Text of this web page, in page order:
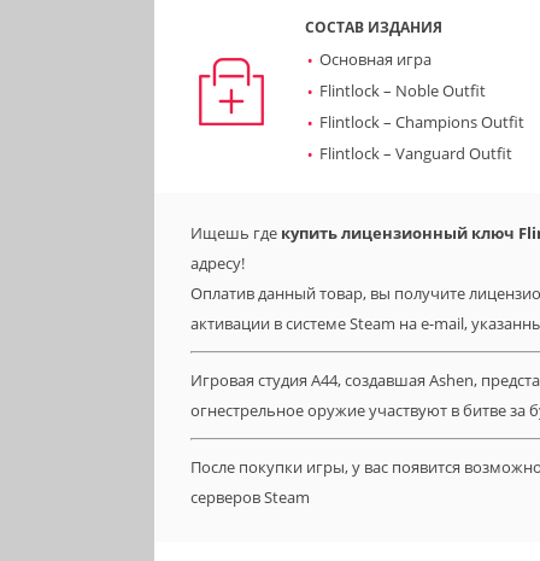
СОСТАВ ИЗДАНИЯ
Основная игра
Flintlock – Noble Outfit
Flintlock – Champions Outfit
Flintlock – Vanguard Outfit
Ищешь где купить лицензионный ключ
адресу!
Оплатив данный товар, вы получите
активации в системе Steam на e-mail,
Игровая студия A44, создавшая Ashen,
огнестрельное оружие участвуют в битве за
После покупки игры, у вас появится
серверов Steam